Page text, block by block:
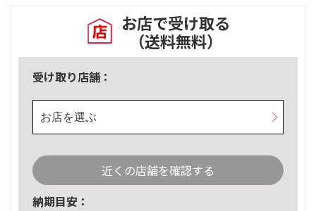
お店で受け取る
（送料無料）
受け取り店舗：
お店を選ぶ
近くの店舗を確認する
納期目安：